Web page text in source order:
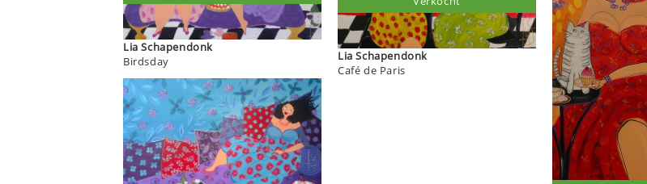
Lia Schapendonk
Birdsday
Lia Schapendonk
Café de Paris